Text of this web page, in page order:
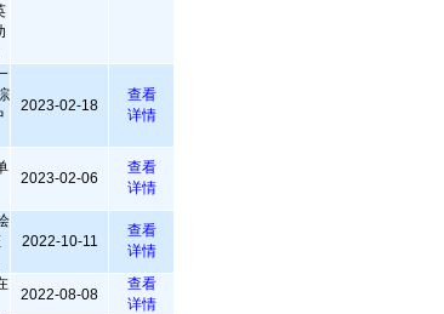
2023-02-18
查看
详情
2023-02-06
查看
详情
2022-10-11
查看
详情
2022-08-08
查看
详情